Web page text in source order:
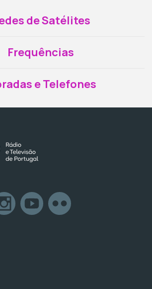
de Satélites
Frequências
e Telefones